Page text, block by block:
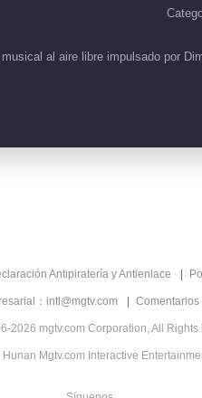
al aire libre impulsado por
Antipiratería y Antienlace
：intl@mgtv.com Comentarios
2026 mgtv.com Corporation, All Rights
Mgtv.com Interactive